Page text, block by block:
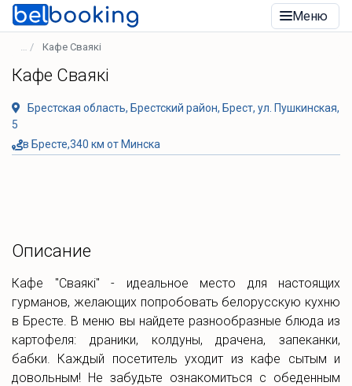
Меню
Кафе Сваякi
Кафе Сваякi
Брестская область, Брестский район, Брест, ул. Пушкинская,
5
в Бресте,340 км от Минска
Описание
Кафе "Сваякi" - идеальное место для настоящих
гурманов, желающих попробовать белорусскую кухню
в Бресте. В меню вы найдете разнообразные блюда из
картофеля: драники, колдуны, драчена, запеканки,
бабки. Каждый посетитель уходит из кафе сытым и
довольным! Не забудьте ознакомиться с обеденным